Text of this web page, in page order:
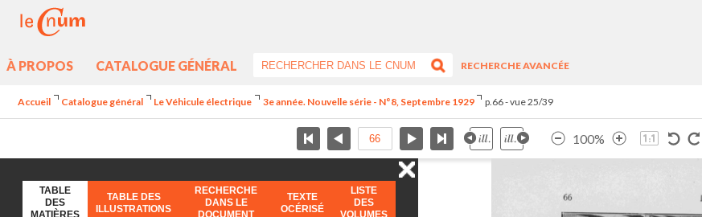
À PROPOS CATALOGUE GÉNÉRAL
RECHERCHE AVANCÉE
Accueil Catalogue général Le Véhicule électrique 3e année. Nouvelle série - N°8, Septembre 1929 p.66 - vue 25/39
100%
TABLE
DES
MATIÈRES
TABLE DES
ILLUSTRATIONS
RECHERCHE
DANS LE
DOCUMENT
TEXTE
OCÉRISÉ
LISTE
DES
VOLUMES